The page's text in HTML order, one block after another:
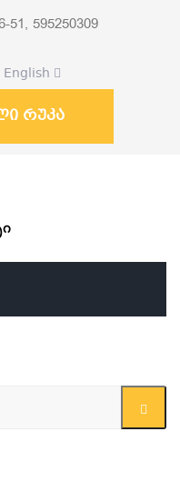
51, 595250309
English
რუკა